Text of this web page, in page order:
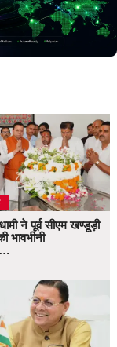
ने पूर्व सीएम खण्डूड़ी
भावभीनी